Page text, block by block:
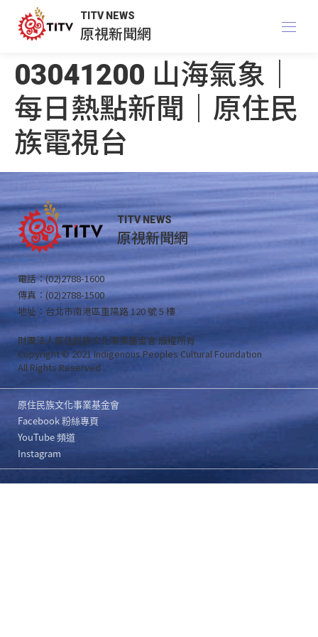
TITV NEWS
原視新聞網
03041200 山海氣象｜
每日熱點新聞｜原住民
族電視台
TITV NEWS
原視新聞網
電話：(02)2788-1600
傳真：(02)2788-1500
地址：台北市南港區重陽路 120 號 5 樓
財團法人原住民族文化事業基金會 版權所有
Copyright © 2021 Indigenous Peoples Cultural Foundation
All Rights Reserved .
原住民族文化事業基金會
Facebook 粉絲專頁
YouTube 頻道
Instagram